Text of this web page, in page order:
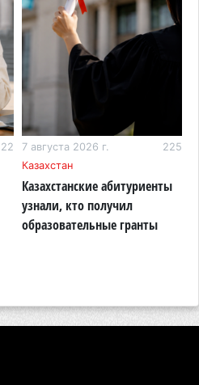
области лечат в
строительные
квадратных метров
области смогут
в квитанциях за свет
подорожал: в
7 августа 2026 г.
225
Казахстан
Казахстанские абитуриенты
узнали, кто получил
образовательные гранты